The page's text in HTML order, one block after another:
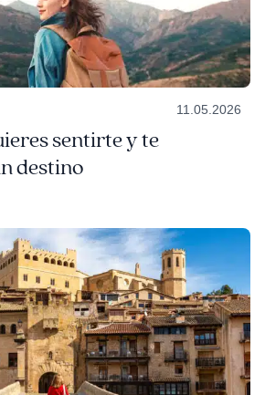
11.05.2026
sentirte y te
destino